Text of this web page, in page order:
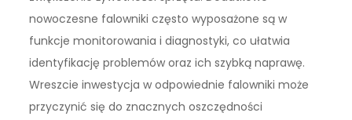
nowoczesne falowniki często wyposażone są w
funkcje monitorowania i diagnostyki, co ułatwia
identyfikację problemów oraz ich szybką naprawę.
Wreszcie inwestycja w odpowiednie falowniki może
przyczynić się do znacznych oszczędności